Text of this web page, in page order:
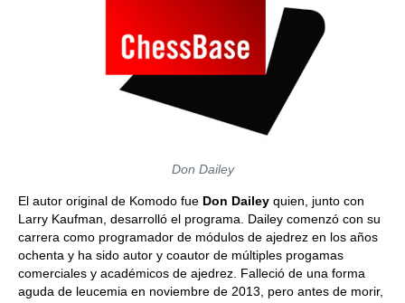
Don Dailey
El autor original de Komodo fue Don Dailey quien, junto con
Larry Kaufman, desarrolló el programa. Dailey comenzó con su
carrera como programador de módulos de ajedrez en los años
ochenta y ha sido autor y coautor de múltiples progamas
comerciales y académicos de ajedrez. Falleció de una forma
aguda de leucemia en noviembre de 2013, pero antes de morir,